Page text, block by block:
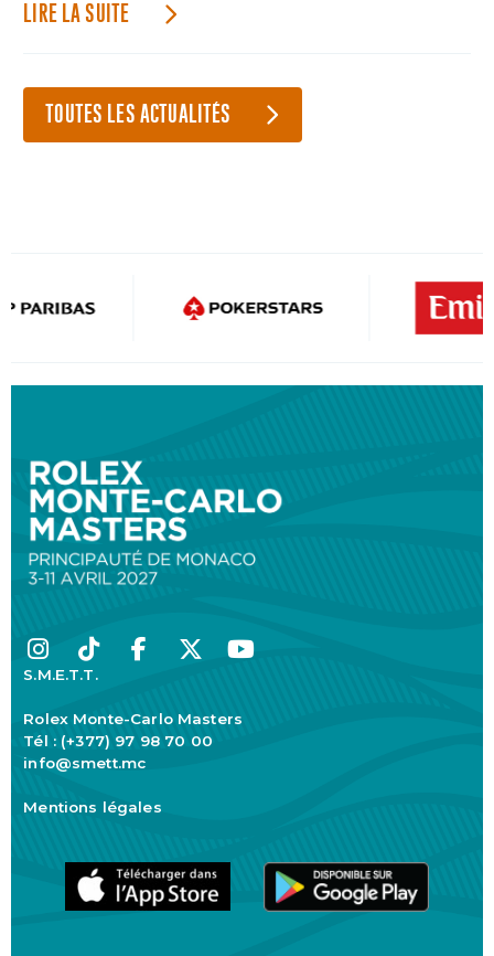
LIRE LA SUITE
TOUTES LES ACTUALITÉS
S.M.E.T.T.
Rolex Monte-Carlo Masters
Tél : (+377) 97 98 70 00
info@smett.mc
Mentions légales